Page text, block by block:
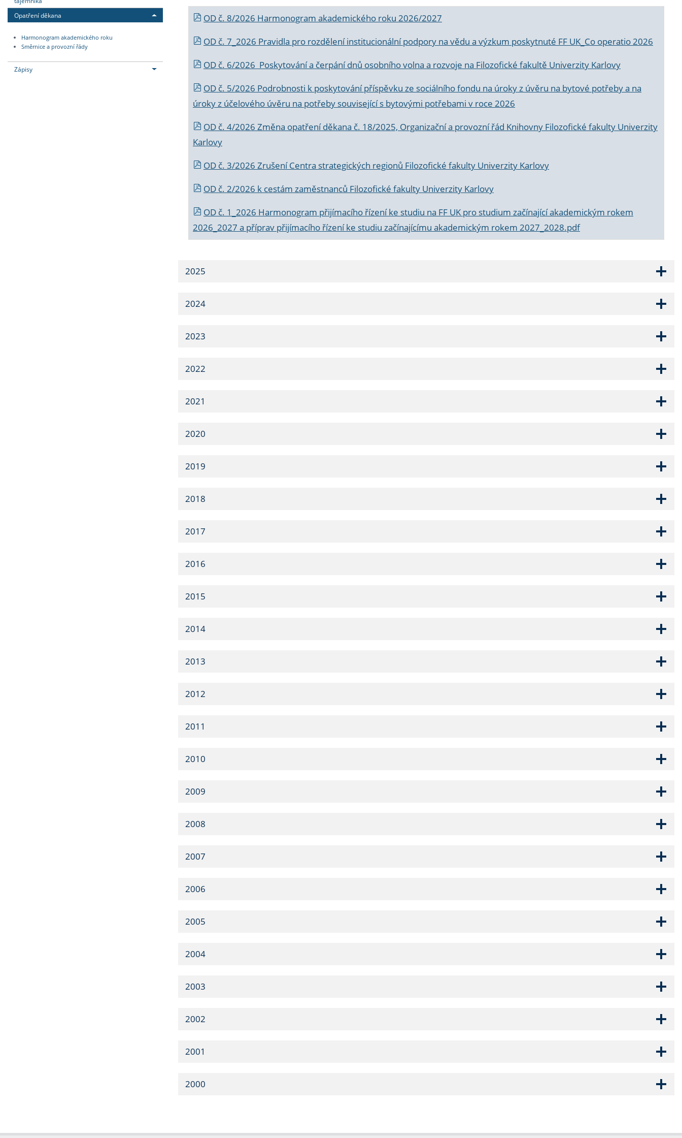
Opatření děkana
Harmonogram akademického roku
Směrnice a provozní řády
Zápisy
OD č. 8/2026 Harmonogram akademického roku 2026/2027
OD č. 7_2026 Pravidla pro rozdělení institucionální podpory na vědu a výzkum poskytnuté FF UK_Co operatio 2026
OD č. 6/2026 Poskytování a čerpání dnů osobního volna a rozvoje na Filozofické fakultě Univerzity Karlovy
OD č. 5/2026 Podrobnosti k poskytování příspěvku ze sociálního fondu na úroky z úvěru na bytové potřeby a na
úroky z účelového úvěru na potřeby související s bytovými potřebami v roce 2026
OD č. 4/2026 Změna opatření děkana č. 18/2025, Organizační a provozní řád Knihovny Filozofické fakulty Univerzity
Karlovy
OD č. 3/2026 Zrušení Centra strategických regionů Filozofické fakulty Univerzity Karlovy
OD č. 2/2026 k cestám zaměstnanců Filozofické fakulty Univerzity Karlovy
OD č. 1_2026 Harmonogram přijímacího řízení ke studiu na FF UK pro studium začínající akademickým rokem
2026_2027 a příprav přijímacího řízení ke studiu začínajícímu akademickým rokem 2027_2028.pdf
2025
2024
2023
2022
2021
2020
2019
2018
2017
2016
2015
2014
2013
2012
2011
2010
2009
2008
2007
2006
2005
2004
2003
2002
2001
2000